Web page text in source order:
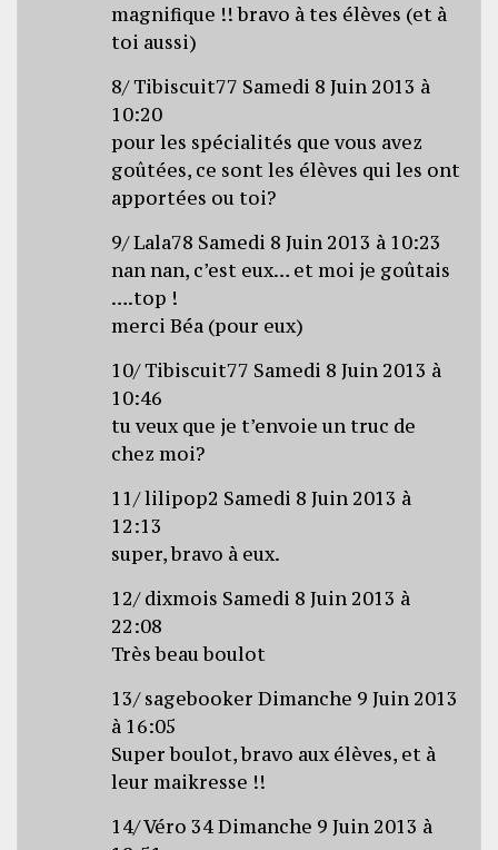
magnifique !! bravo à tes élèves (et à
toi aussi)
8/ Tibiscuit77 Samedi 8 Juin 2013 à
10:20
pour les spécialités que vous avez
goûtées, ce sont les élèves qui les ont
apportées ou toi?
9/ Lala78 Samedi 8 Juin 2013 à 10:23
nan nan, c’est eux… et moi je goûtais
….top !
merci Béa (pour eux)
10/ Tibiscuit77 Samedi 8 Juin 2013 à
10:46
tu veux que je t’envoie un truc de
chez moi?
11/ lilipop2 Samedi 8 Juin 2013 à
12:13
super, bravo à eux.
12/ dixmois Samedi 8 Juin 2013 à
22:08
Très beau boulot
13/ sagebooker Dimanche 9 Juin 2013
à 16:05
Super boulot, bravo aux élèves, et à
leur maikresse !!
14/ Véro 34 Dimanche 9 Juin 2013 à